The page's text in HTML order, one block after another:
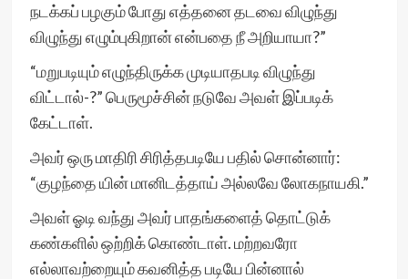
நடக்கப் பழகும் போது எத்தனை தடவை விழுந்து
விழுந்து எழும்புகிறான் என்பதை நீ அறியாயா?”
“மறுபடியும் எழுந்திருக்க முடியாதபடி விழுந்து
விட்டால்-?” பெருமூச்சின் நடுவே அவள் இப்படிக்
கேட்டாள்.
அவர் ஒரு மாதிரி சிரித்தபடியே பதில் சொன்னார்:
“குழந்தை யின் மானிடத்தாய் அல்லவே லோகநாயகி.”
அவள் ஓடி வந்து அவர் பாதங்களைத் தொட்டுக்
கண்களில் ஒற்றிக் கொண்டாள். மற்றவரோ
எல்லாவற்றையும் கவனித்த படியே பின்னால்